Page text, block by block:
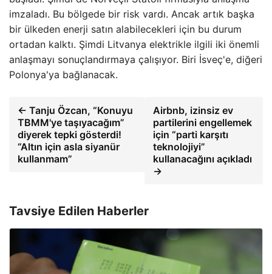
imzaladı. Bu bölgede bir risk vardı. Ancak artık başka
bir ülkeden enerji satın alabilecekleri için bu durum
ortadan kalktı. Şimdi Litvanya elektrikle ilgili iki önemli
anlaşmayı sonuçlandırmaya çalışıyor. Biri İsveç'e, diğeri
Polonya'ya bağlanacak.
← Tanju Özcan, “Konuyu
TBMM'ye taşıyacağım”
diyerek tepki gösterdi!
“Altın için asla siyanür
kullanmam”
Airbnb, izinsiz ev
partilerini engellemek
için “parti karşıtı
teknolojiyi”
kullanacağını açıkladı
→
Tavsiye Edilen Haberler